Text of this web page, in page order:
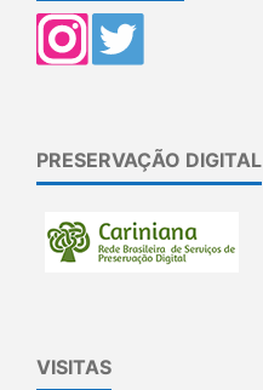
PRESERVAÇÃO DIGITAL
VISITAS